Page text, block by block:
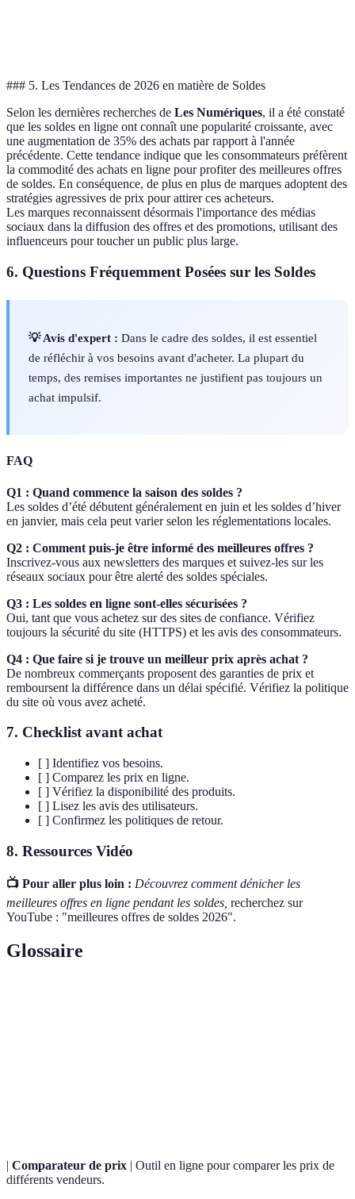
### 5. Les Tendances de 2026 en matière de Soldes
Selon les dernières recherches de Les Numériques, il a été constaté
que les soldes en ligne ont connaît une popularité croissante, avec
une augmentation de 35% des achats par rapport à l'année
précédente. Cette tendance indique que les consommateurs préfèrent
la commodité des achats en ligne pour profiter des meilleures offres
de soldes. En conséquence, de plus en plus de marques adoptent des
stratégies agressives de prix pour attirer ces acheteurs.
Les marques reconnaissent désormais l'importance des médias
sociaux dans la diffusion des offres et des promotions, utilisant des
influenceurs pour toucher un public plus large.
6. Questions Fréquemment Posées sur les Soldes
💡 Avis d'expert : Dans le cadre des soldes, il est essentiel
de réfléchir à vos besoins avant d'acheter. La plupart du
temps, des remises importantes ne justifient pas toujours un
achat impulsif.
FAQ
Q1 : Quand commence la saison des soldes ?
Les soldes d’été débutent généralement en juin et les soldes d’hiver
en janvier, mais cela peut varier selon les réglementations locales.
Q2 : Comment puis-je être informé des meilleures offres ?
Inscrivez-vous aux newsletters des marques et suivez-les sur les
réseaux sociaux pour être alerté des soldes spéciales.
Q3 : Les soldes en ligne sont-elles sécurisées ?
Oui, tant que vous achetez sur des sites de confiance. Vérifiez
toujours la sécurité du site (HTTPS) et les avis des consommateurs.
Q4 : Que faire si je trouve un meilleur prix après achat ?
De nombreux commerçants proposent des garanties de prix et
remboursent la différence dans un délai spécifié. Vérifiez la politique
du site où vous avez acheté.
7. Checklist avant achat
[ ] Identifiez vos besoins.
[ ] Comparez les prix en ligne.
[ ] Vérifiez la disponibilité des produits.
[ ] Lisez les avis des utilisateurs.
[ ] Confirmez les politiques de retour.
8. Ressources Vidéo
📺 Pour aller plus loin : Découvrez comment dénicher les
meilleures offres en ligne pendant les soldes, recherchez sur
YouTube : "meilleures offres de soldes 2026".
Glossaire
| Comparateur de prix | Outil en ligne pour comparer les prix de
différents vendeurs.